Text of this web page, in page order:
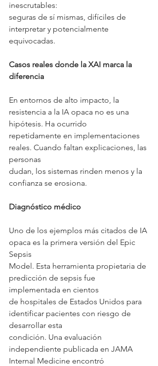
inescrutables:
seguras de sí mismas, difíciles de
interpretar y potencialmente
equivocadas.
Casos reales donde la XAI marca la
diferencia
En entornos de alto impacto, la
resistencia a la IA opaca no es una
hipótesis. Ha ocurrido
repetidamente en implementaciones
reales. Cuando faltan explicaciones, las
personas
dudan, los sistemas rinden menos y la
confianza se erosiona.
Diagnóstico médico
Uno de los ejemplos más citados de IA
opaca es la primera versión del Epic
Sepsis
Model. Esta herramienta propietaria de
predicción de sepsis fue
implementada en cientos
de hospitales de Estados Unidos para
identificar pacientes con riesgo de
desarrollar esta
condición. Una evaluación
independiente publicada en JAMA
Internal Medicine encontró